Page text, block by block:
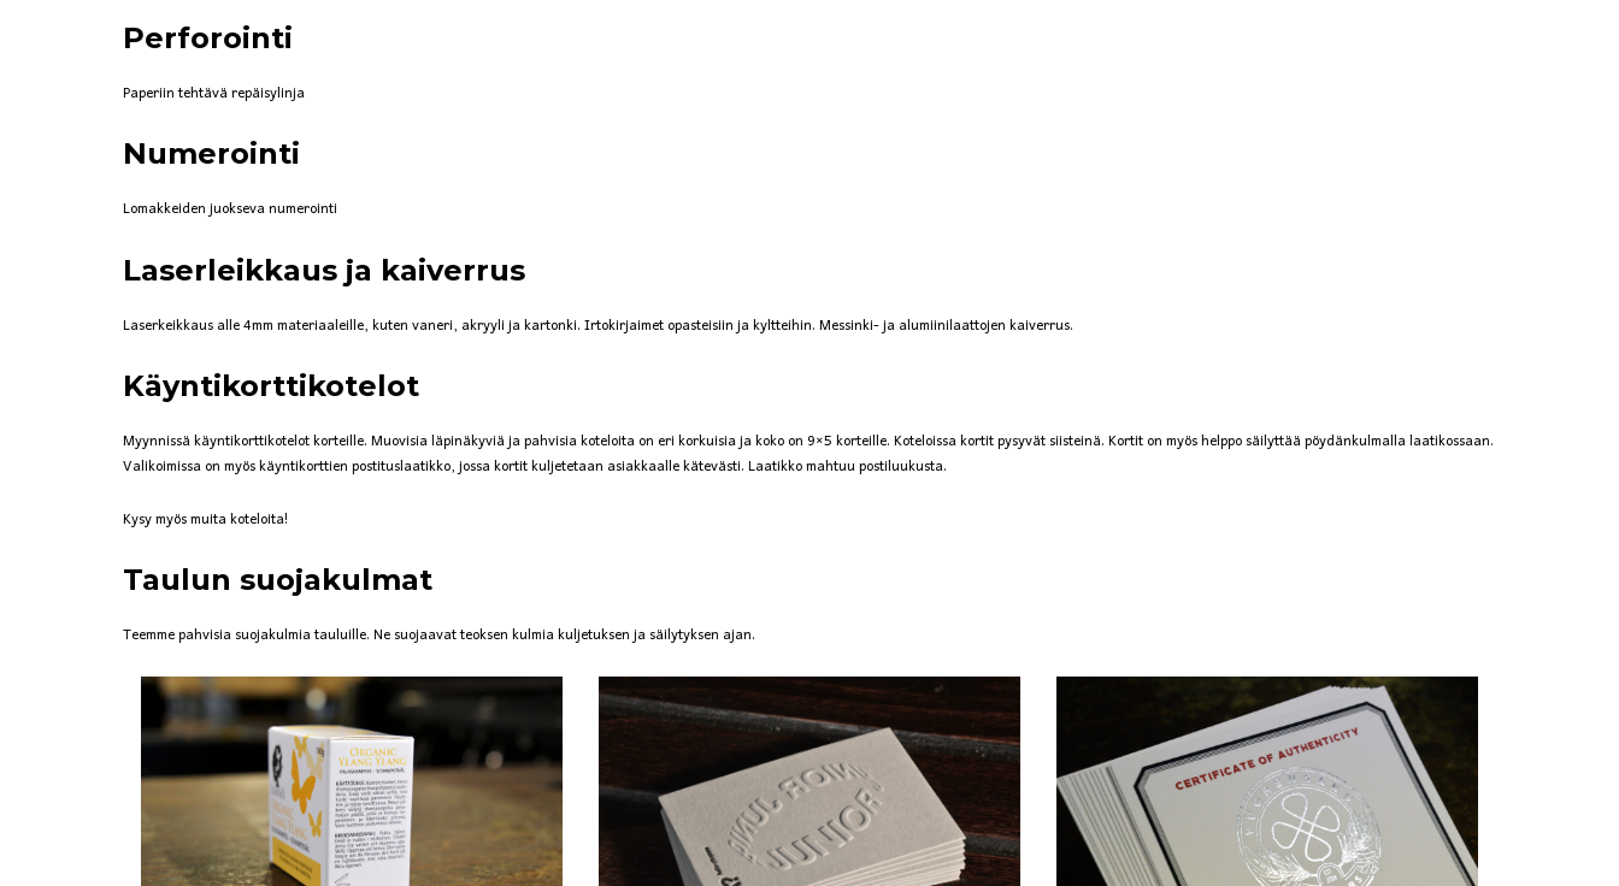
Perforointi
Paperiin tehtävä repäisylinja
Numerointi
Lomakkeiden juokseva numerointi
Laserleikkaus ja kaiverrus
Laserkeikkaus alle 4mm materiaaleille, kuten vaneri, akryyli ja kartonki. Irtokirjaimet opasteisiin ja kyltteihin. Messinki- ja alumiinilaattojen kaiverrus.
Käyntikorttikotelot
Myynnissä käyntikorttikotelot korteille. Muovisia läpinäkyviä ja pahvisia koteloita on eri korkuisia ja koko on 9×5 korteille. Koteloissa kortit pysyvät siisteinä. Kortit on myös helppo säilyttää pöydänkulmalla laatikossaan.
Valikoimissa on myös käyntikorttien postituslaatikko, jossa kortit kuljetetaan asiakkaalle kätevästi. Laatikko mahtuu postiluukusta.
Kysy myös muita koteloita!
Taulun suojakulmat
Teemme pahvisia suojakulmia tauluille. Ne suojaavat teoksen kulmia kuljetuksen ja säilytyksen ajan.